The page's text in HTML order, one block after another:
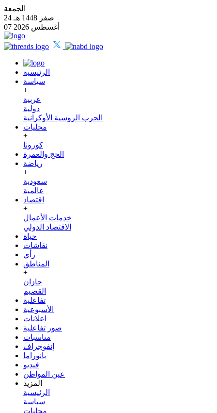
الجمعة
24 صفر 1448 هـ
07 أغسطس 2026
الرئيسية
سياسة
+
عربية
دولية
الحرب الروسية الأوكرانية
محليات
+
كورونا
الحج والعمرة
رياضة
+
سعودية
عالمية
اقتصاد
+
خدمات الأعمال
الاقتصاد الدولي
حياة
نقاشات
رأي
المناطق
+
جازان
القصيم
تفاعلية
الأسبوعية
اعلانات
صور تفاعلية
مناسبات
إنفوجراف
بانوراما
فيديو
عين المواطن
المزيد
الرئيسية
سياسة
محليات